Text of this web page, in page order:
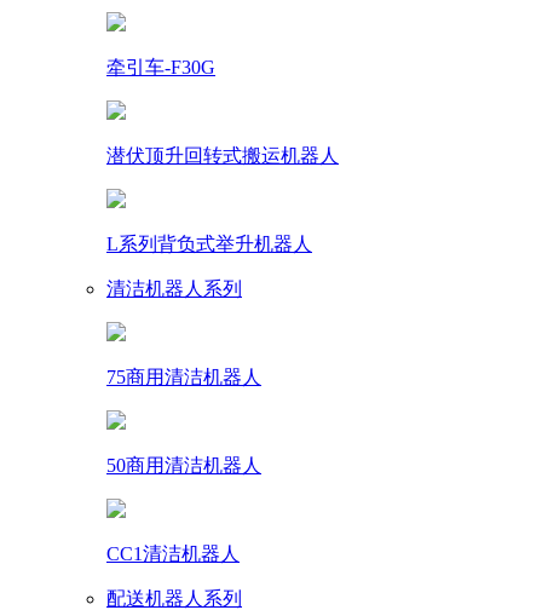
牵引车-F30G
潜伏顶升回转式搬运机器人
L系列背负式举升机器人
清洁机器人系列
75商用清洁机器人
50商用清洁机器人
CC1清洁机器人
配送机器人系列